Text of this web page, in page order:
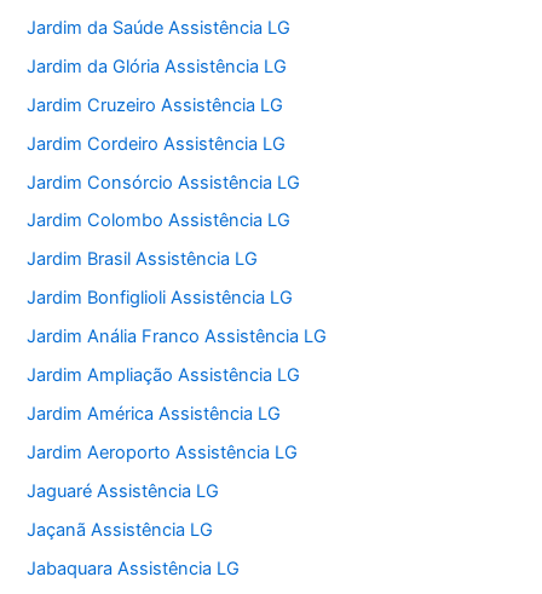
Jardim da Saúde Assistência LG
Jardim da Glória Assistência LG
Jardim Cruzeiro Assistência LG
Jardim Cordeiro Assistência LG
Jardim Consórcio Assistência LG
Jardim Colombo Assistência LG
Jardim Brasil Assistência LG
Jardim Bonfiglioli Assistência LG
Jardim Anália Franco Assistência LG
Jardim Ampliação Assistência LG
Jardim América Assistência LG
Jardim Aeroporto Assistência LG
Jaguaré Assistência LG
Jaçanã Assistência LG
Jabaquara Assistência LG